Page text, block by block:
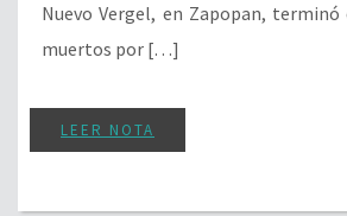
Nuevo Vergel, en Zapopan,
muertos por […]
LEER NOTA